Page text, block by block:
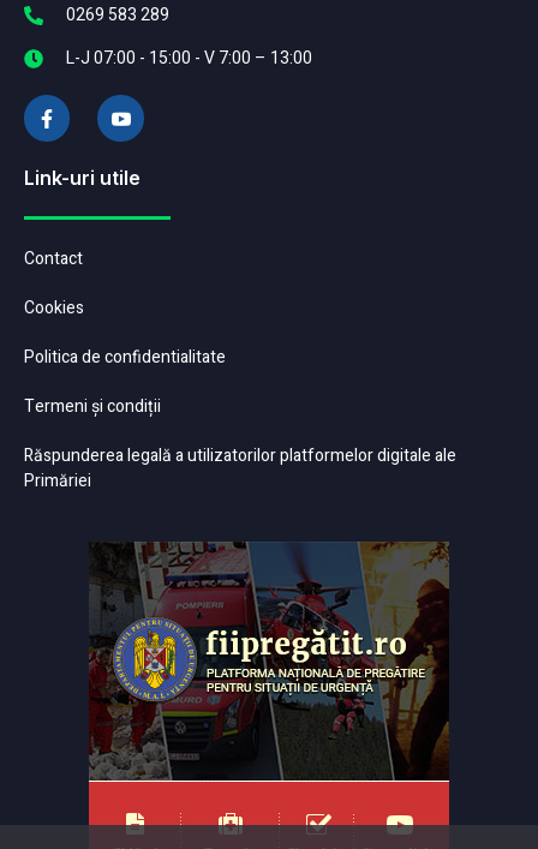
0269 583 289
L-J 07:00 - 15:00 - V 7:00 – 13:00
Link-uri utile
Contact
Cookies
Politica de confidentialitate
Termeni și condiții
Răspunderea legală a utilizatorilor platformelor digitale ale
Primăriei